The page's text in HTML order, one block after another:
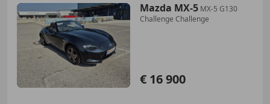
Mazda MX-5 MX-5 G130
Challenge Challenge
€ 16 900